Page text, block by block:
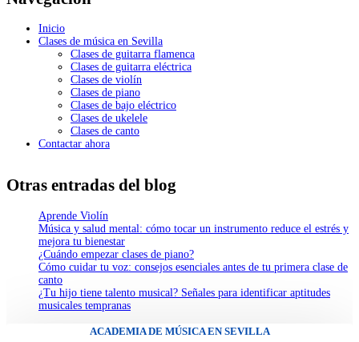
Inicio
Clases de música en Sevilla
Clases de guitarra flamenca
Clases de guitarra eléctrica
Clases de violín
Clases de piano
Clases de bajo eléctrico
Clases de ukelele
Clases de canto
Contactar ahora
Otras entradas del blog
Aprende Violín
Música y salud mental: cómo tocar un instrumento reduce el estrés y
mejora tu bienestar
¿Cuándo empezar clases de piano?
Cómo cuidar tu voz: consejos esenciales antes de tu primera clase de
canto
¿Tu hijo tiene talento musical? Señales para identificar aptitudes
musicales tempranas
ACADEMIA DE MÚSICA EN SEVILLA